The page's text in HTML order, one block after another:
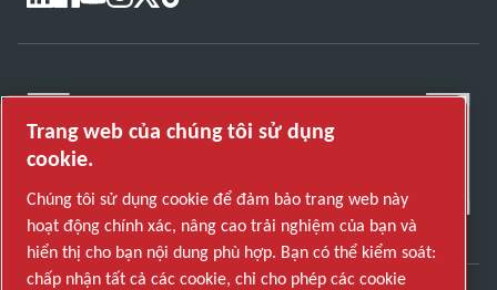
Trang web của chúng tôi sử dụng
cookie.
Chúng tôi sử dụng cookie để đảm bảo trang web này
hoạt động chính xác, nâng cao trải nghiệm của bạn và
hiển thị cho bạn nội dung phù hợp. Bạn có thể kiểm soát:
chấp nhận tất cả các cookie, chỉ cho phép các cookie